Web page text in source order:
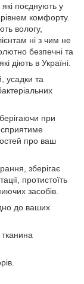
поєднують у
рівнем комфорту.
вологу,
ні з чим не
безпечні та
діють в Україні.
усадки та
при
сприятиме
про ваш
зберігає
протистоїть
засобів.
до ваших